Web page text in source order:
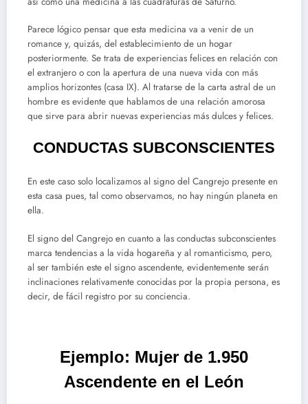
Parece lógico pensar que esta medicina va a venir de un
romance y, quizás, del establecimiento de un hogar
posteriormente. Se trata de experiencias felices en relación con
el extranjero o con la apertura de una nueva vida con más
amplios horizontes (casa IX). Al tratarse de la carta astral de un
hombre es evidente que hablamos de una relación amorosa
que sirve para abrir nuevas experiencias más dulces y felices.
CONDUCTAS SUBCONSCIENTES
En este caso solo localizamos al signo del Cangrejo presente en
esta casa pues, tal como observamos, no hay ningún planeta en
ella.
El signo del Cangrejo en cuanto a las conductas subconscientes
marca tendencias a la vida hogareña y al romanticismo, pero,
al ser también este el signo ascendente, evidentemente serán
inclinaciones relativamente conocidas por la propia persona, es
decir, de fácil registro por su conciencia.
Ejemplo: Mujer de 1.950
Ascendente en el León